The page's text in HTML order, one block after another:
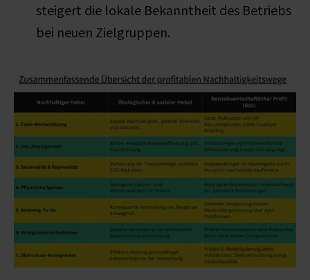
steigert die lokale Bekanntheit des Betriebs
bei neuen Zielgruppen.